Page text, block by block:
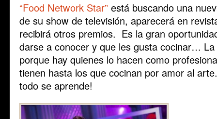
“Food Network Star” está buscando una
de su show de televisión, aparecerá en
recibirá otros premios. Es la gran
darse a conocer y que les gusta cocinar…
porque hay quienes lo hacen como
tienen hasta los que cocinan por amor al
todo se aprende!